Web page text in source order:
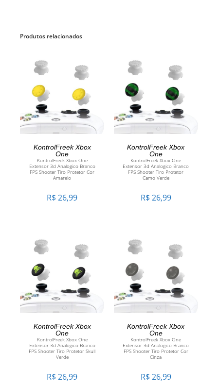
Produtos relacionados
ADICIONAR AO
CARRINHO
KontrolFreek Xbox
One
KontrolFreek Xbox One
Extensor 3d Analogico Branco
FPS Shooter Tiro Protetor Cor
Amarelo
R$ 26,99
ADICIONAR AO
CARRINHO
KontrolFreek Xbox
One
KontrolFreek Xbox One
Extensor 3d Analogico Branco
FPS Shooter Tiro Protetor
Camo Verde
R$ 26,99
ADICIONAR AO
CARRINHO
KontrolFreek Xbox
One
KontrolFreek Xbox One
Extensor 3d Analogico Branco
FPS Shooter Tiro Protetor Skull
Verde
R$ 26,99
ADICIONAR AO
CARRINHO
KontrolFreek Xbox
One
KontrolFreek Xbox One
Extensor 3d Analogico Branco
FPS Shooter Tiro Protetor Cor
Cinza
R$ 26,99